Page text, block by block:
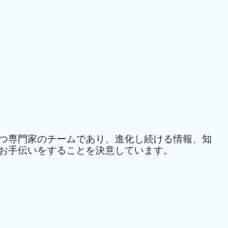
専門家のチームであり、進化し続ける情報、知
手伝いをすることを決意しています。